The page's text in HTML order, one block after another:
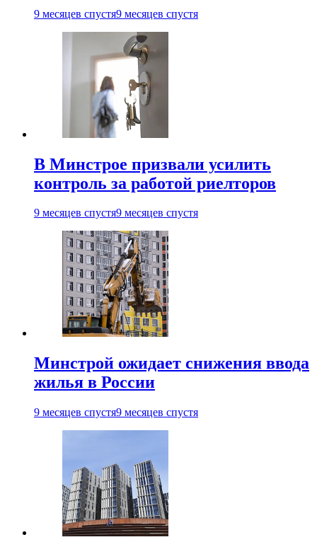
9 месяцев спустя9 месяцев спустя
В Минстрое призвали усилить
контроль за работой риелторов
9 месяцев спустя9 месяцев спустя
Минстрой ожидает снижения ввода
жилья в России
9 месяцев спустя9 месяцев спустя